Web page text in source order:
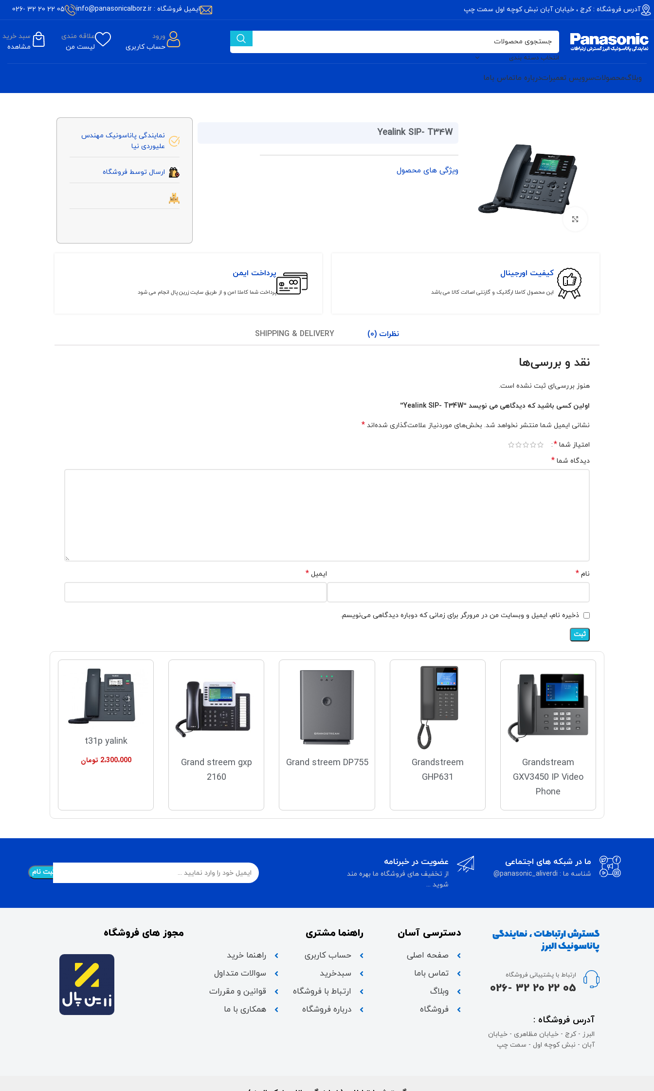
آدرس فروشگاه : کرج ، خیابان آبان نبش کوچه اول سمت چپ ایمیل فروشگاه : info@panasonicalborz.ir 05 22 20 32 -026
انتخاب دسته بندی
ورود
حساب کاربری
علاقه مندی
لیست من
سبد خرید
مشاهده
وبلاگمحصولاتسرویس تعمیراتدرباره ماتماس باما
Yealink SIP- T34W
ویژگی های محصول
نمایندگی پاناسونیک مهندس
علیوردی نیا
ارسال توسط فروشگاه
کیفیت اورجینال
این محصول کاملا ارگانیک و گارنتی اصالت کالا می باشد
پرداخت ایمن
پرداخت شما کاملا امن و از طریق سایت زرین پال انجام می شود
نظرات (0) SHIPPING & DELIVERY
نقد و بررسی‌ها
هنوز بررسی‌ای ثبت نشده است.
اولین کسی باشید که دیدگاهی می نویسد “Yealink SIP- T34W”
نشانی ایمیل شما منتشر نخواهد شد. بخش‌های موردنیاز علامت‌گذاری شده‌اند *
امتیاز شما *
دیدگاه شما *
نام * ایمیل *
ذخیره نام، ایمیل و وبسایت من در مرورگر برای زمانی که دوباره دیدگاهی می‌نویسم.
Grandstream
GXV3450 IP Video
Phone
Grandstreem
GHP631
Grand streem DP755
Grand streem gxp
2160
t31p yalink
2،300،000 تومان
ما در شبکه های اجتماعی
شناسه ما : panasonic_aliverdi@
عضویت در خبرنامه
از تخفیف های فروشگاه ما بهره مند
شوید ...
گسترش ارتباطات ، نمایندگی
پاناسونیک البرز
ارتباط با پشتیبانی فروشگاه
05 22 20 32 -026
آدرس فروشگاه :
البرز - کرج - خیابان مظاهری - خیابان
آبان - نبش کوچه اول - سمت چپ
دسترسی آسان
صفحه اصلی
تماس باما
وبلاگ
فروشگاه
راهنما مشتری
حساب کاربری
سبدخرید
ارتباط با فروشگاه
درباره فروشگاه
راهنما خرید
سوالات متداول
قوانین و مقررات
همکاری با ما
مجوز های فروشگاه